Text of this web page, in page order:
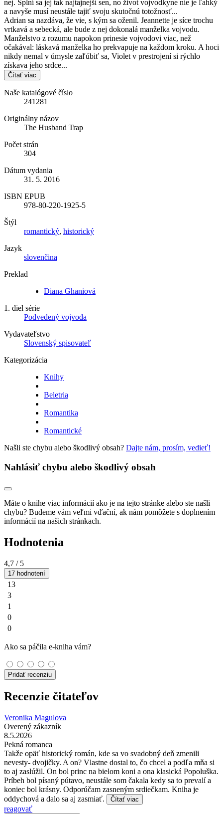
nej. Splní sa jej tak najtajnejší sen, no život vojvodkyne nie je ľahký
a navyše musí neustále tajiť svoju skutočnú totožnosť...
Adrian sa nazdáva, že vie, s kým sa oženil. Jeannette je síce trochu
vrtkavá a sebecká, ale bude z nej dokonalá manželka vojvodu.
Manželstvo z rozumu napokon prinesie vojvodovi viac, než
očakával: láskavá manželka ho prekvapuje na každom kroku. A hoci
nikdy nemal v úmysle zaľúbiť sa, Violet v prestrojení si rýchlo
získava jeho srdce...
Čítať viac
Naše katalógové číslo
241281
Originálny názov
The Husband Trap
Počet strán
304
Dátum vydania
31. 5. 2016
ISBN EPUB
978-80-220-1925-5
Štýl
romantický, historický
Jazyk
slovenčina
Preklad
Diana Ghaniová
1. diel série
Podvedený vojvoda
Vydavateľstvo
Slovenský spisovateľ
Kategorizácia
Knihy
Beletria
Romantika
Romantické
Našli ste chybu alebo škodlivý obsah? Dajte nám, prosím, vedieť!
Nahlásiť chybu alebo škodlivý obsah
Máte o knihe viac informácií ako je na tejto stránke alebo ste našli
chybu? Budeme vám veľmi vďační, ak nám pomôžete s doplnením
informácií na našich stránkach.
Hodnotenia
4,7 / 5
17 hodnotení
13
3
1
0
0
Ako sa páčila e-kniha vám?
Pridať recenziu
Recenzie čitateľov
Veronika Magulova
Overený zákazník
8.5.2026
Pekná romanca
Takže opäť historický román, kde sa vo svadobný deň zmenili
nevesty- dvojičky. A on? Vlastne dostal to, čo chcel a podľa mňa si
to aj zaslúžil. On bol princ na bielom koni a ona klasická Popoluška.
Príbeh bol písaný pútavo, neustále som čakala kedy sa to prevalí a
koniec bol krásny. Odporúčam zasneným srdiečkam. Kniha je
oddychová a dalo sa aj zasmiať.
Čítať viac
reagovať